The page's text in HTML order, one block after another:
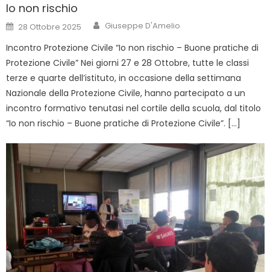
Io non rischio
Posted
on
28 Ottobre 2025 Author
Giuseppe D'Amelio
Incontro Protezione Civile “Io non rischio – Buone pratiche di
Protezione Civile” Nei giorni 27 e 28 Ottobre, tutte le classi
terze e quarte dell’istituto, in occasione della settimana
Nazionale della Protezione Civile, hanno partecipato a un
incontro formativo tenutasi nel cortile della scuola, dal titolo
“Io non rischio – Buone pratiche di Protezione Civile”. […]